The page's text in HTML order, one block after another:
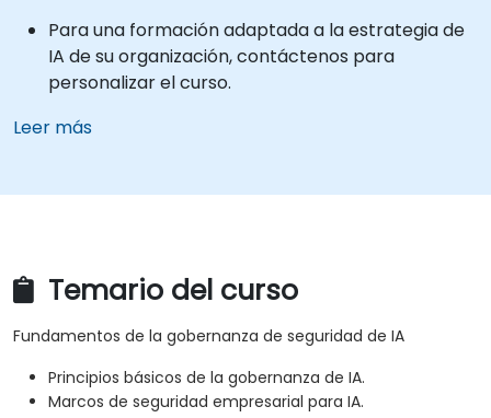
Para una formación adaptada a la estrategia de
IA de su organización, contáctenos para
personalizar el curso.
Leer más
Temario del curso
Fundamentos de la gobernanza de seguridad de IA
Principios básicos de la gobernanza de IA.
Marcos de seguridad empresarial para IA.